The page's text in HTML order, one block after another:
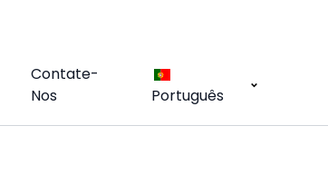
Contate-
Nos
Português